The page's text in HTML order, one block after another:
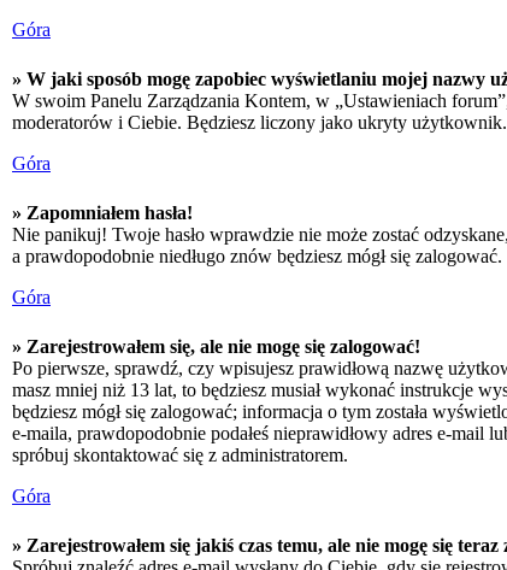
Góra
» W jaki sposób mogę zapobiec wyświetlaniu mojej nazwy
W swoim Panelu Zarządzania Kontem, w „Ustawieniach
moderatorów i Ciebie. Będziesz liczony jako ukryty użytkownik.
Góra
» Zapomniałem hasła!
Nie panikuj! Twoje hasło wprawdzie nie może zostać
a prawdopodobnie niedługo znów będziesz mógł się zalogować.
Góra
» Zarejestrowałem się, ale nie mogę się zalogować!
Po pierwsze, sprawdź, czy wpisujesz prawidłową nazwę
masz mniej niż 13 lat, to będziesz musiał wykonać instrukcje
będziesz mógł się zalogować; informacja o tym została
e-maila, prawdopodobnie podałeś nieprawidłowy adres e-mail
spróbuj skontaktować się z administratorem.
Góra
» Zarejestrowałem się jakiś czas temu, ale nie mogę się teraz